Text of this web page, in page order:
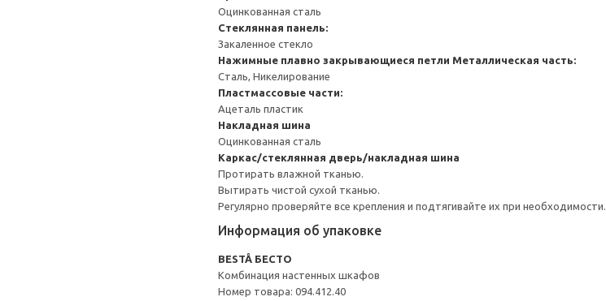
Оцинкованная сталь
Стеклянная панель:
Закаленное стекло
Нажимные плавно закрывающиеся петли Металлическая часть:
Сталь, Никелирование
Пластмассовые части:
Ацеталь пластик
Накладная шина
Оцинкованная сталь
Каркас/стеклянная дверь/накладная шина
Протирать влажной тканью.
Вытирать чистой сухой тканью.
Регулярно проверяйте все крепления и подтягивайте их при необходимости.
Информация об упаковке
BESTÅ БЕСТО
Комбинация настенных шкафов
Номер товара: 094.412.40